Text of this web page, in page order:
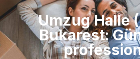
Umzug Halle
Bukarest: